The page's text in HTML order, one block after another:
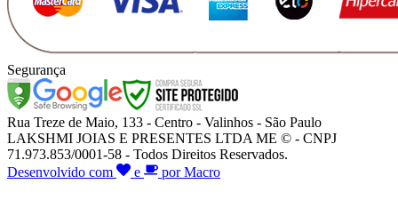
Segurança
Rua Treze de Maio, 133 - Centro - Valinhos - São Paulo
LAKSHMI JOIAS E PRESENTES LTDA ME © - CNPJ
71.973.853/0001-58 - Todos Direitos Reservados.
Desenvolvido com
e por Macro